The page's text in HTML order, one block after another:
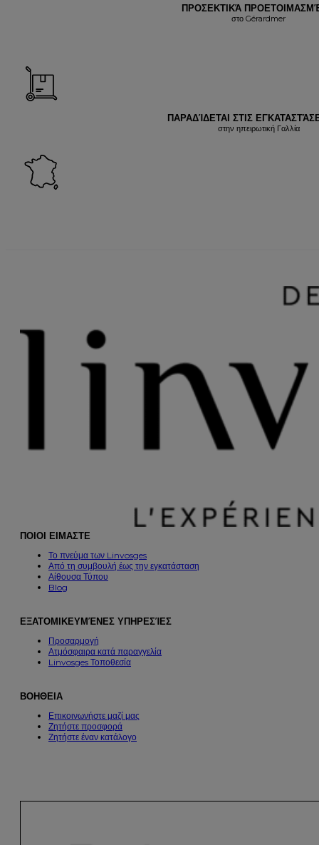
ΠΡΟΣΕΚΤΙΚΆ
στο Gérardmer
ΠΑΡΑΔΊΔΕΤΑΙ ΣΤΙΣ
στην ηπειρωτική Γαλλία
ΠΟΙΟΙ ΕΙΜΑΣΤΕ
Το πνεύμα των Linvosges
Από τη συμβουλή έως την εγκατάσταση
Αίθουσα Τύπου
Blog
ΕΞΑΤΟΜΙΚΕΥΜΈΝΕΣ ΥΠΗΡΕΣΊΕΣ
Προσαρμογή
Ατμόσφαιρα κατά παραγγελία
Linvosges Τοποθεσία
ΒΟΗΘΕΙΑ
Επικοινωνήστε μαζί μας
Ζητήστε προσφορά
Ζητήστε έναν κατάλογο